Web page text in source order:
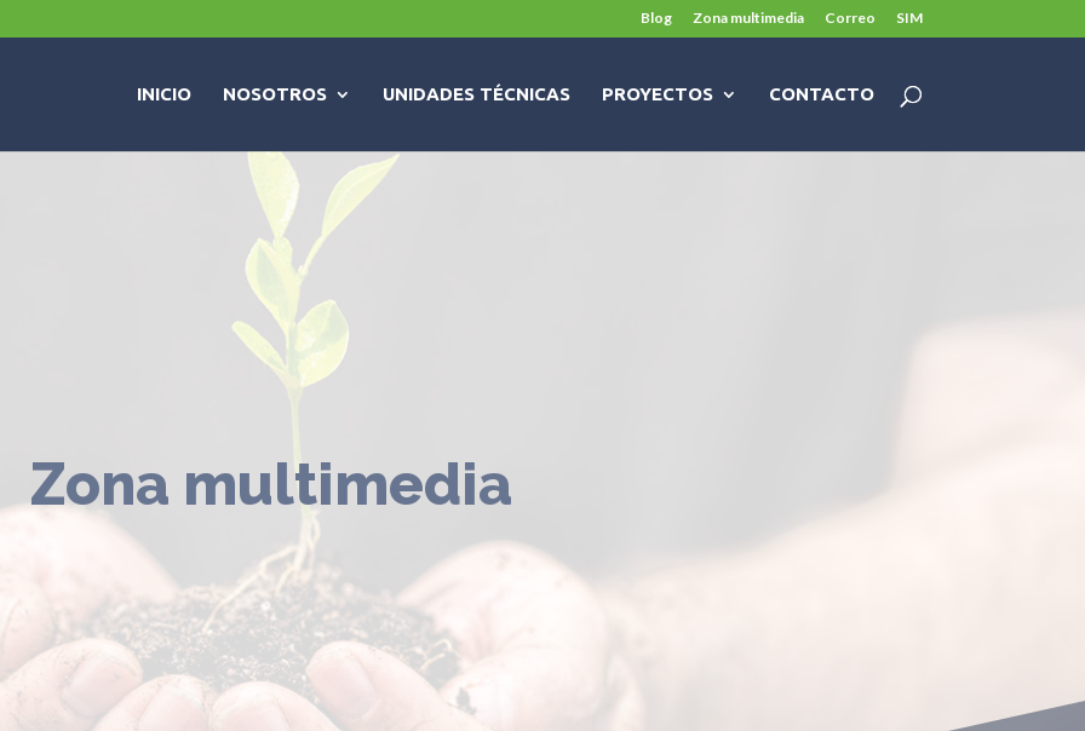
Blog Zona multimedia Correo SIM
INICIO NOSOTROS UNIDADES TÉCNICAS PROYECTOS CONTACTO
Zona multimedia